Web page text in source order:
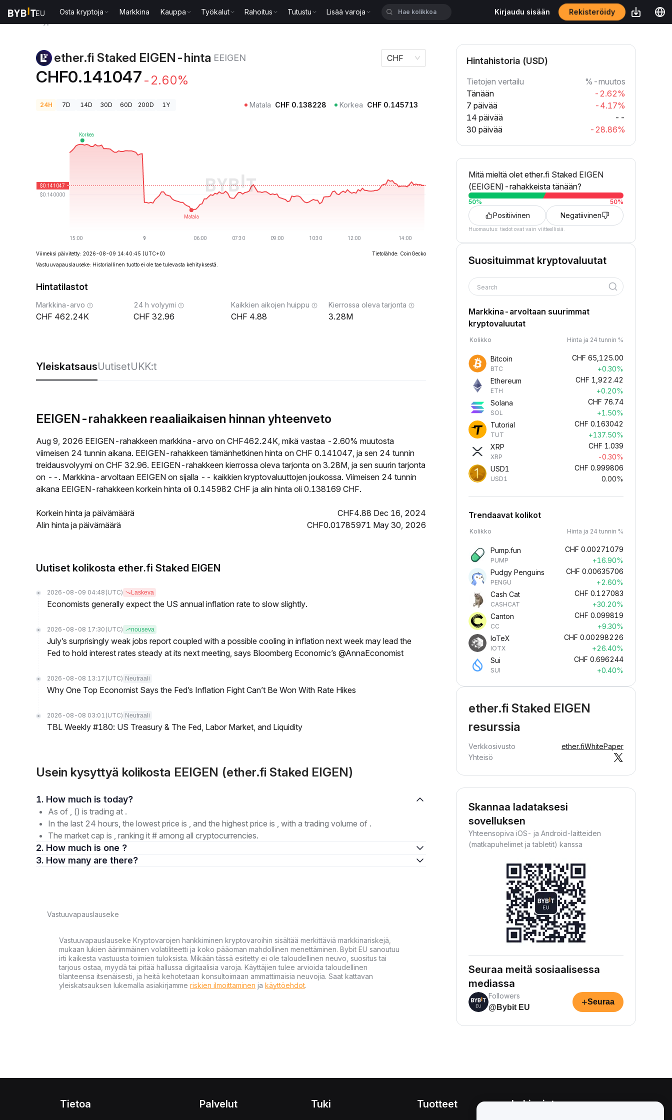
Osta kryptoja Markkina Kauppa Työkalut Rahoitus Tutustu Lisää varoja Kirjaudu sisään Rekisteröidy
ether.fi Staked EIGEN-hinta EEIGEN
CHF0.141047 -2.60%
CHF
24H 7D 14D 30D 60D 200D 1Y Matala CHF 0.138228 Korkea CHF 0.145713
Viimeksi päivitetty: 2026-08-09 14:40:45 (UTC+0)
Tietolähde: CoinGecko
Vastuuvapauslauseke: Historiallinen tuotto ei ole tae tulevasta kehityksestä.
Hintatilastot
Markkina-arvo
462.24K
24 h volyymi
32.96
Kaikkien aikojen huippu
4.88
Kierrossa oleva tarjonta
3.28M
YleiskatsausUutisetUKK:t
EEIGEN-rahakkeen reaaliaikaisen hinnan yhteenveto
Aug 9, 2026 EEIGEN-rahakkeen markkina-arvo on CHF462.24K, mikä vastaa -2.60% muutosta
viimeisen 24 tunnin aikana. EEIGEN-rahakkeen tämänhetkinen hinta on CHF 0.141047, ja sen 24 tunnin
treidausvolyymi on CHF 32.96. EEIGEN-rahakkeen kierrossa oleva tarjonta on 3.28M, ja sen suurin tarjonta
on --. Markkina-arvoltaan EEIGEN on sijalla -- kaikkien kryptovaluuttojen joukossa. Viimeisen 24 tunnin
aikana EEIGEN-rahakkeen korkein hinta oli 0.145982 CHF ja alin hinta oli 0.138169 CHF.
Korkein hinta ja päivämäärä
CHF4.88 Dec 16, 2024
Alin hinta ja päivämäärä
CHF0.01785971 May 30, 2026
Uutiset kolikosta ether.fi Staked EIGEN
2026-08-09 04:48 (UTC) Laskeva
Economists generally expect the US annual inflation rate to slow slightly.
2026-08-08 17:30 (UTC) nouseva
July’s surprisingly weak jobs report coupled with a possible cooling in inflation next week may lead the
Fed to hold interest rates steady at its next meeting, says Bloomberg Economic’s @AnnaEconomist
2026-08-08 13:17 (UTC) Neutraali
Why One Top Economist Says the Fed’s Inflation Fight Can’t Be Won With Rate Hikes
2026-08-08 03:01 (UTC) Neutraali
TBL Weekly #180: US Treasury & The Fed, Labor Market, and Liquidity
Usein kysyttyä kolikosta EEIGEN (ether.fi Staked EIGEN)
1. How much is today?
As of , () is trading at .
In the last 24 hours, the lowest price is , and the highest price is , with a trading volume of .
The market cap is , ranking it # among all cryptocurrencies.
2. How much is one ?
3. How many are there?
Vastuuvapauslauseke
Vastuuvapauslauseke Kryptovarojen hankkiminen kryptovaroihin sisältää merkittäviä markkinariskejä,
mukaan lukien äärimmäinen volatiliteetti ja koko pääoman mahdollinen menettäminen. Bybit EU sanoutuu
irti kaikesta vastuusta toimien tuloksista. Mikään tässä esitetty ei ole taloudellinen neuvo, suositus tai
tarjous ostaa, myydä tai pitää hallussa digitaalisia varoja. Käyttäjien tulee arvioida taloudellinen
tilanteensa itsenäisesti, ja heitä kehotetaan konsultoimaan ammattimaisia neuvojia. Saat kattavan
yleiskatsauksen lukemalla asiakirjamme riskien ilmoittaminen ja käyttöehdot.
Hintahistoria (USD)
Tietojen vertailu
%-muutos
Tänään
-2.62%
7 päivää
-4.17%
14 päivää
--
30 päivää
-28.86%
Mitä mieltä olet ether.fi Staked EIGEN
(EEIGEN)-rahakkeista tänään?
50% 50%
Positiivinen Negatiivinen
Huomautus: tiedot ovat vain viitteellisiä.
Suosituimmat kryptovaluutat
Search
Markkina-arvoltaan suurimmat
kryptovaluutat
Kolikko Hinta ja 24 tunnin %
Bitcoin
BTC
CHF 65,125.00
+0.30%
Ethereum
ETH
CHF 1,922.42
+0.20%
Solana
SOL
CHF 76.74
+1.50%
Tutorial
TUT
CHF 0.163042
+137.50%
XRP
XRP
CHF 1.039
-0.30%
USD1
USD1
CHF 0.999806
0.00%
Trendaavat kolikot
Kolikko Hinta ja 24 tunnin %
Pump.fun
PUMP
CHF 0.00271079
+16.90%
Pudgy Penguins
PENGU
CHF 0.00635706
+2.60%
Cash Cat
CASHCAT
CHF 0.127083
+30.20%
Canton
CC
CHF 0.099819
+9.30%
IoTeX
IOTX
CHF 0.00298226
+26.40%
Sui
SUI
CHF 0.696244
+0.40%
ether.fi Staked EIGEN
resurssia
Verkkosivusto ether.fiWhitePaper
Yhteisö
Skannaa ladataksesi
sovelluksen
Yhteensopiva iOS- ja Android-laitteiden
(matkapuhelimet ja tabletit) kanssa
Seuraa meitä sosiaalisessa
mediassa
Followers
@Bybit EU
+Seuraa
Tietoa Palvelut Tuki Tuotteet Lakiasiat